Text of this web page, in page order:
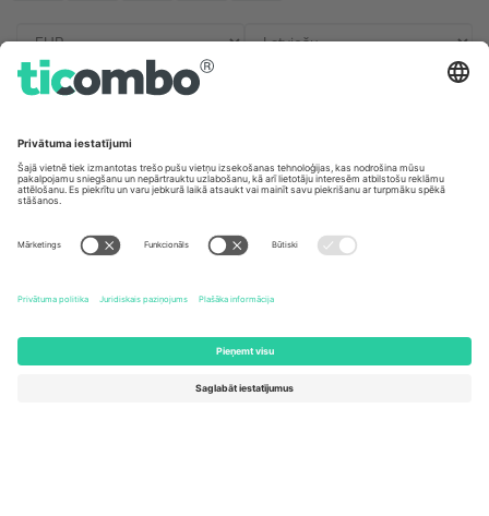
Germany
Unter den Linden 24, 10117
United Kingdom
167 City Road, London, Greater
Kingdom
United States
Newark, Delaware 19713, United
States
Switzerland
Engelberg, Switzerland